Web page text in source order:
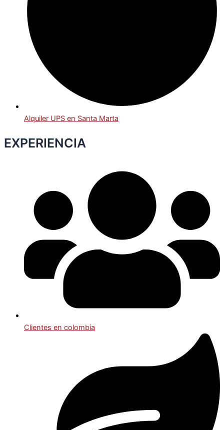
Alquiler UPS en Santa Marta
EXPERIENCIA
Clientes en colombia